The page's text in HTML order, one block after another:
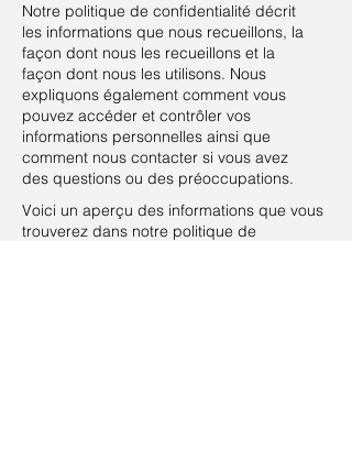
Notre politique de confidentialité décrit
les informations que nous recueillons, la
façon dont nous les recueillons et la
façon dont nous les utilisons. Nous
expliquons également comment vous
pouvez accéder et contrôler vos
informations personnelles ainsi que
comment nous contacter si vous avez
des questions ou des préoccupations.
Voici un aperçu des informations que vous
trouverez dans notre politique de